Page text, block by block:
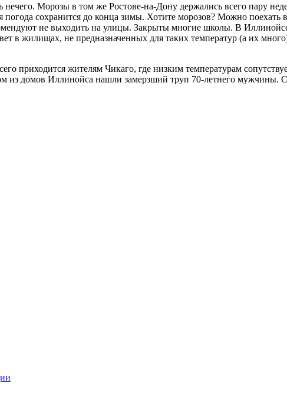
Морозы в том же Ростове-на-Дону держались всего пару
погода сохранится до конца зимы. Хотите морозов? Можно
не выходить на улицы. Закрыты многие школы. В
в жилищах, не предназначенных для таких температур (а их
приходится жителям Чикаго, где низким температурам
из домов Иллинойса нашли замерзший труп 70-летнего мужчины.